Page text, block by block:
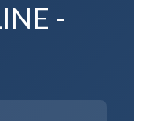
-